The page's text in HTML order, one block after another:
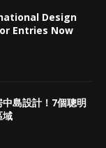
Design
Entries Now
島設計！7個聰明
域